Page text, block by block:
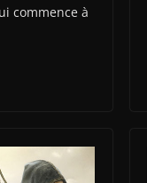
commence à